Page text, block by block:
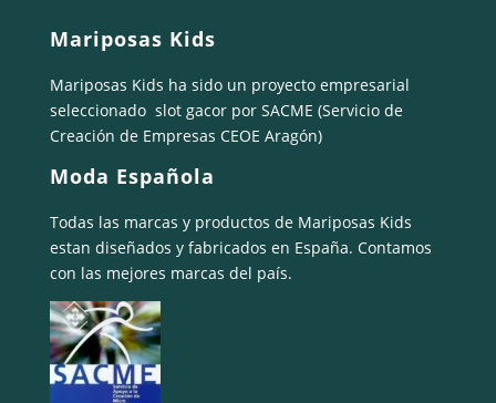
Mariposas Kids
Mariposas Kids ha sido un proyecto empresarial
seleccionado slot gacorpor SACME (Servicio de
Creación de Empresas CEOE Aragón)
Moda Española
Todas las marcas y productos de Mariposas Kids
estan diseñados y fabricados en España. Contamos
con las mejores marcas del país.